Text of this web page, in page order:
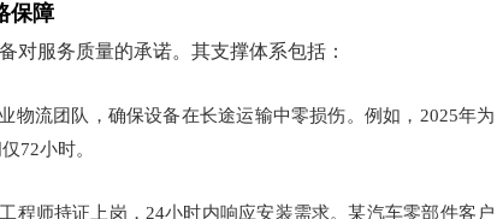
保障
对服务质量的承诺。其支撑体系包括：
物流团队，确保设备在长途运输中零损伤。例如，2025年为
72小时。
程师持证上岗，24小时内响应安装需求。某汽车零部件客户